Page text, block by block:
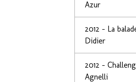
Azur
2012 - La
Didier
2012 -
Agnelli